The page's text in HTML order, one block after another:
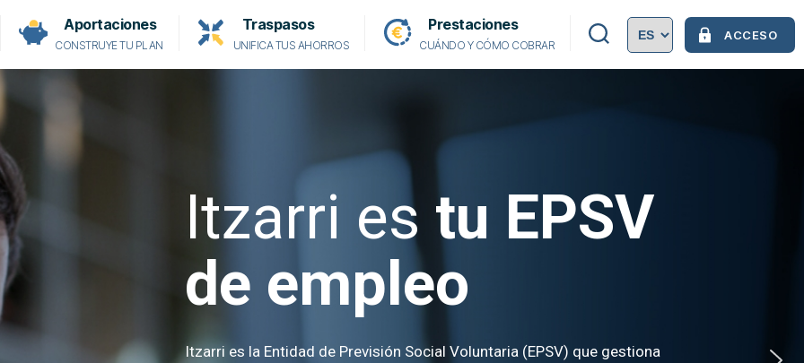
Aportaciones
CONSTRUYE TU PLAN
Traspasos
UNIFICA TUS AHORROS
Prestaciones
CUÁNDO Y CÓMO COBRAR
ACCESO
Itzarri es la Entidad de Previsión Social Voluntaria (EPSV) que gestiona
Itzarri es tu EPSV
de empleo